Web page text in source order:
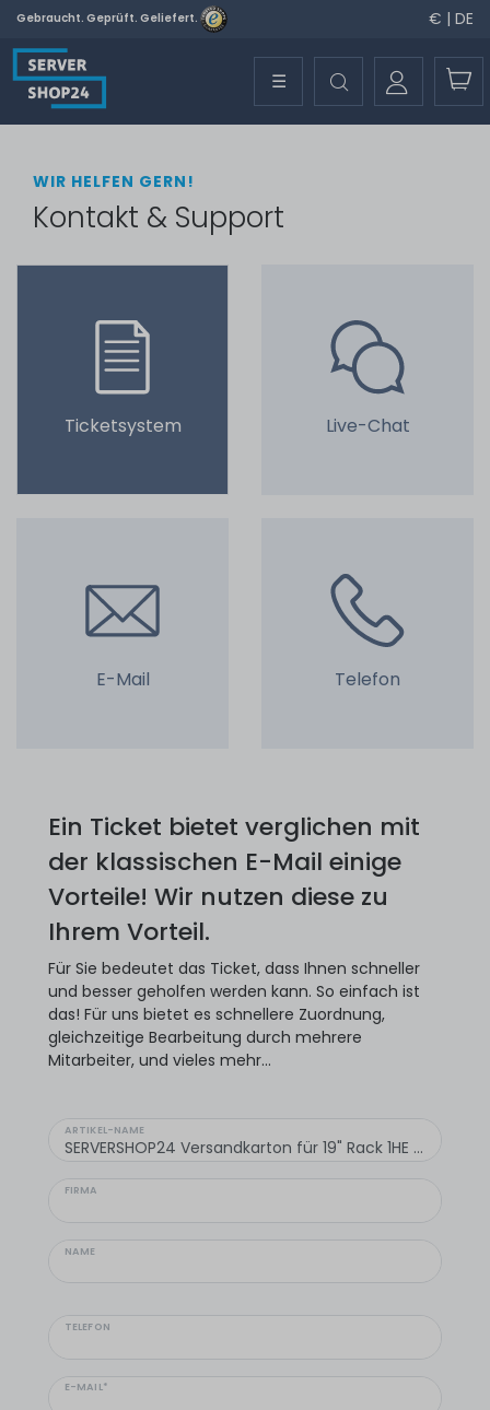
Gebraucht. Geprüft. Geliefert. € | DE
☰
WIR HELFEN GERN!
Kontakt & Support
Ticketsystem Live-Chat
E-Mail Telefon
Ein Ticket bietet verglichen mit
der klassischen E-Mail einige
Vorteile! Wir nutzen diese zu
Ihrem Vorteil.
Für Sie bedeutet das Ticket, dass Ihnen schneller
und besser geholfen werden kann. So einfach ist
das! Für uns bietet es schnellere Zuordnung,
gleichzeitige Bearbeitung durch mehrere
Mitarbeiter, und vieles mehr...
ARTIKEL-NAME
FIRMA
NAME
TELEFON
E-MAIL*